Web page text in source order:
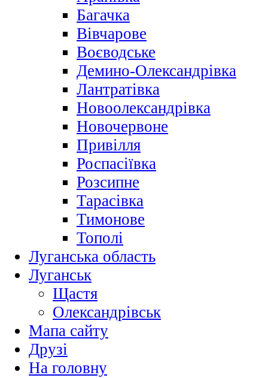
Багачка
Вівчарове
Воєводське
Демино-Олександрівка
Лантратівка
Новоолександрівка
Новочервоне
Привілля
Роспасіївка
Розсипне
Тарасівка
Тимонове
Тополі
Луганська область
Луганськ
Щастя
Олександрівськ
Мапа сайту
Друзі
На головну